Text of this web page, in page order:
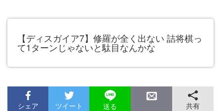
【ディスガイア7】修羅が全く出ない 詰将棋っ
て1ターンじゃないと駄目なんかな
シェア ツイート 送る 共有